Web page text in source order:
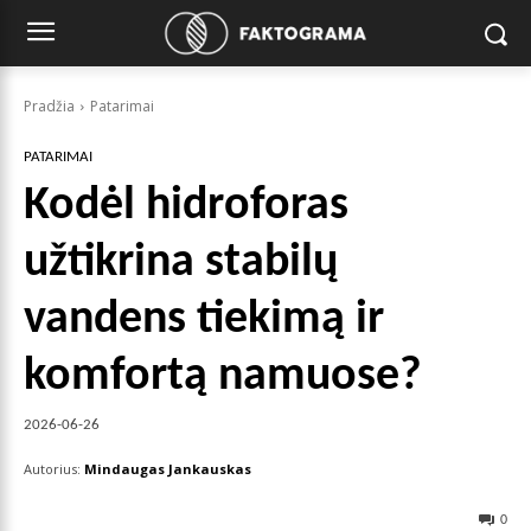
Pradžia Patarimai
PATARIMAI
Kodėl hidroforas
užtikrina stabilų
vandens tiekimą ir
komfortą namuose?
2026-06-26
Autorius: Mindaugas Jankauskas
0